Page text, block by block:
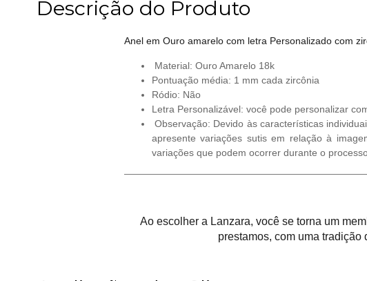
Descrição do Produto
Anel em Ouro amarelo com letra Personalizado com
Material: Ouro Amarelo 18k
Pontuação média: 1 mm cada zircônia
Ródio: Não
Letra Personalizável: você pode personalizar
Observação: Devido às características
apresente variações sutis em relação à
variações que podem ocorrer durante o
Ao escolher a Lanzara, você se torna um
prestamos, com uma